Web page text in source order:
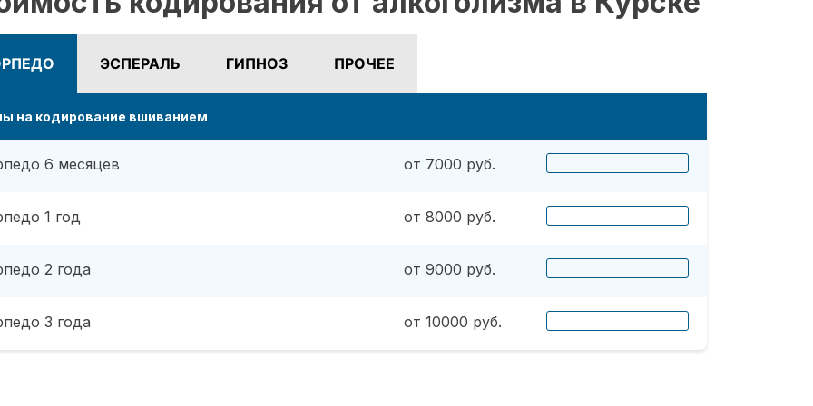
ЭСПЕРАЛЬ ГИПНОЗ ПРОЧЕЕ
на кодирование вшиванием
6 месяцев от 7000 руб.
1 год от 8000 руб.
2 года от 9000 руб.
3 года от 10000 руб.